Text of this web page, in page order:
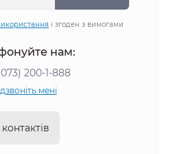
і згоден з вимогами
нам:
200-1-888
мені